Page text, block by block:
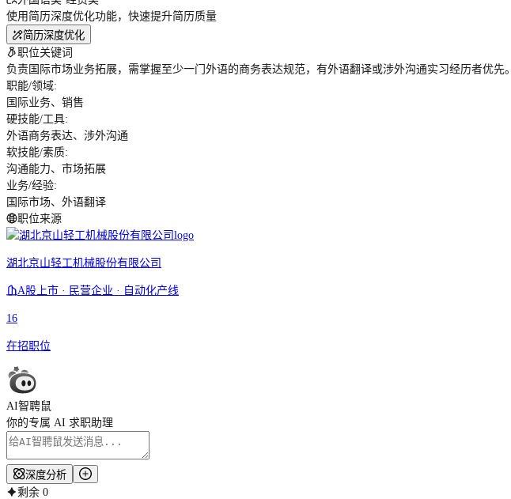
使用简历深度优化功能，快速提升简历质量
简历深度优化
职位关键词
负责国际市场业务拓展，需掌握至少一门外语的商务表达规范，有外语翻译或涉外沟通实习经历者优先。
职能/领域:
国际业务、销售
硬技能/工具:
外语商务表达、涉外沟通
软技能/素质:
沟通能力、市场拓展
业务/经验:
国际市场、外语翻译
职位来源
湖北京山轻工机械股份有限公司
A股上市 · 民营企业 · 自动化产线
16
在招职位
AI智聘鼠
你的专属 AI 求职助理
深度分析
剩余 0